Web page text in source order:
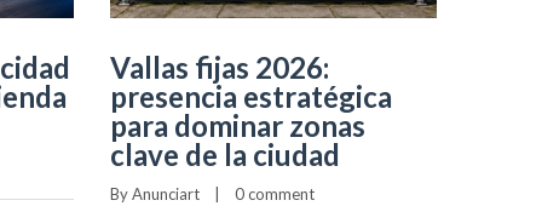
Vallas fijas 2026:
presencia estratégica
para dominar zonas
clave de la ciudad
By Anunciart 0 comment